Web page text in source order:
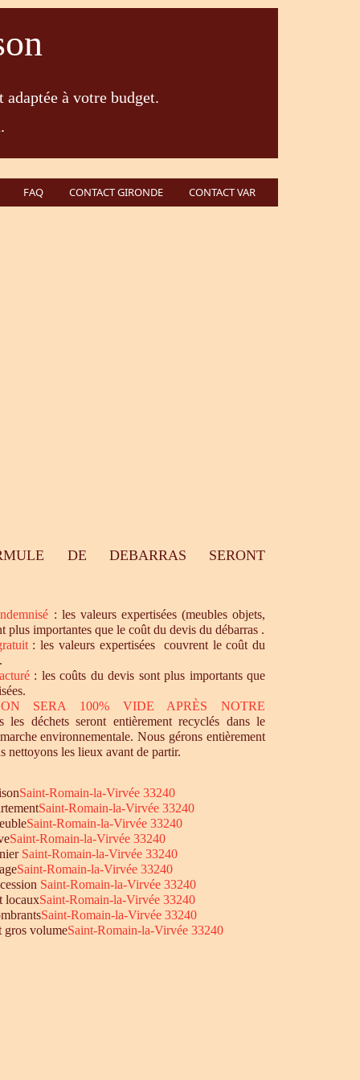
à votre budget.
FAQ CONTACT GIRONDE CONTACT VAR
DE DEBARRAS SERONT
: les valeurs expertisées (meubles objets,
plus importantes que le coût du devis du débarras .
: les valeurs expertisées couvrent le coût du
: les coûts du devis sont plus importants que
SERA 100% VIDE APRÈS NOTRE
les déchets seront entièrement recyclés dans le
environnementale. Nous gérons entièrement
nettoyons les lieux avant de partir.
Saint-Romain-la-Virvée 33240
Saint-Romain-la-Virvée 33240
Saint-Romain-la-Virvée 33240
Saint-Romain-la-Virvée 33240
Saint-Romain-la-Virvée 33240
Saint-Romain-la-Virvée 33240
Saint-Romain-la-Virvée 33240
locauxSaint-Romain-la-Virvée 33240
Saint-Romain-la-Virvée 33240
gros volumeSaint-Romain-la-Virvée 33240